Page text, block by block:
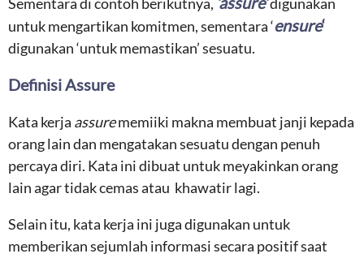
untuk mengartikan komitmen, sementara ‘ensure‘
digunakan ‘untuk memastikan’ sesuatu.
Definisi Assure
Kata kerja assurememiiki makna membuat janji kepada
orang lain dan mengatakan sesuatu dengan penuh
percaya diri. Kata ini dibuat untuk meyakinkan orang
lain agar tidak cemas atau khawatir lagi.
Selain itu, kata kerja ini juga digunakan untuk
memberikan sejumlah informasi secara positif saat